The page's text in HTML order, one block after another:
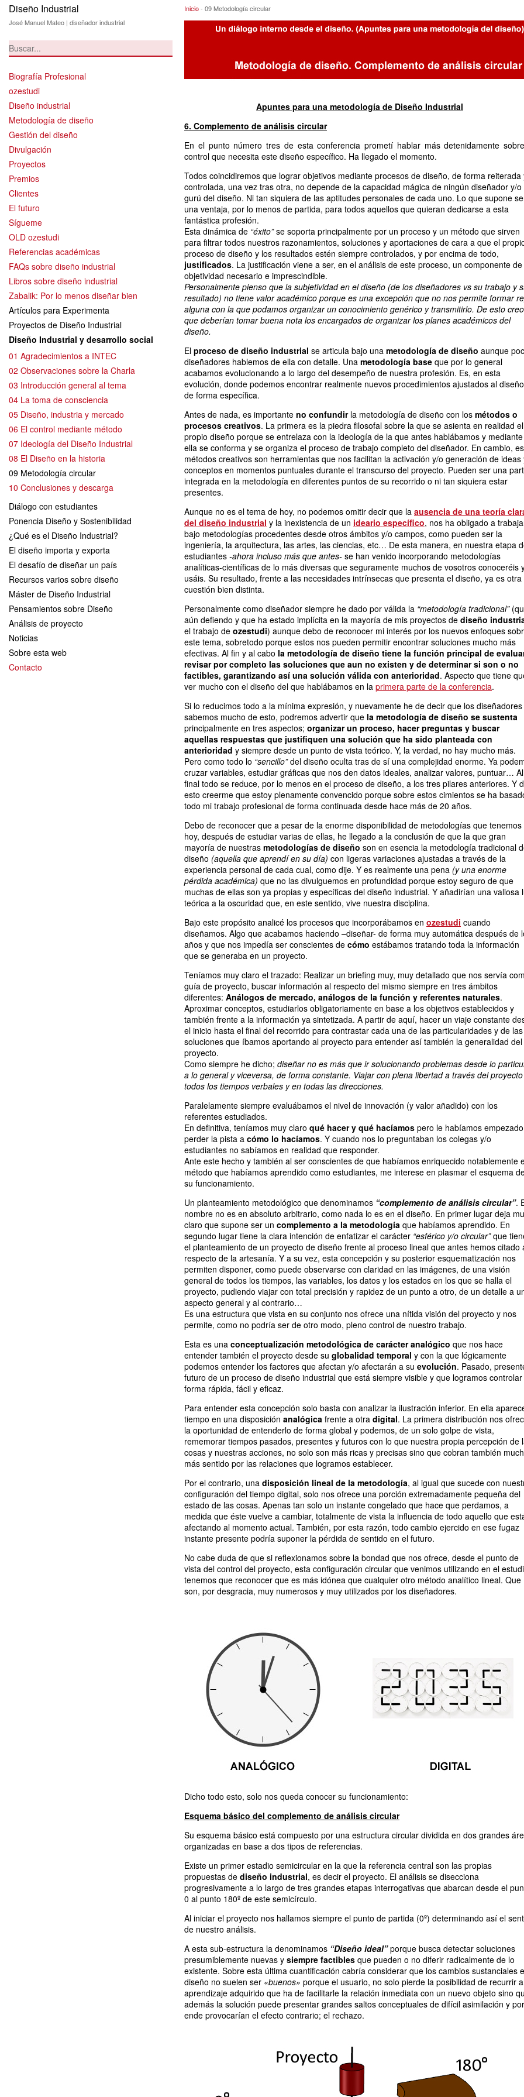
Diseño Industrial
José Manuel Mateo | diseñador industrial
Biografía Profesional
ozestudi
Diseño industrial
Metodología de diseño
Gestión del diseño
Divulgación
Proyectos
Premios
Clientes
El futuro
Sígueme
OLD ozestudi
Referencias académicas
FAQs sobre diseño industrial
Libros sobre diseño industrial
Zabalik: Por lo menos diseñar bien
Artículos para Experimenta
Proyectos de Diseño Industrial
Diseño Industrial y desarrollo social
01 Agradecimientos a INTEC
02 Observaciones sobre la Charla
03 Introducción general al tema
04 La toma de consciencia
05 Diseño, industria y mercado
06 El control mediante método
07 Ideología del Diseño Industrial
08 El Diseño en la historia
09 Metodología circular
10 Conclusiones y descarga
Diálogo con estudiantes
Ponencia Diseño y Sostenibilidad
¿Qué es el Diseño Industrial?
El diseño importa y exporta
El desafío de diseñar un país
Recursos varios sobre diseño
Máster de Diseño Industrial
Pensamientos sobre Diseño
Análisis de proyecto
Noticias
Sobre esta web
Contacto
09 Metodología circular
Inicio- 09 Metodología circular
Apuntes para una metodología de Diseño Industrial
6. Complemento de análisis circular
En el punto número tres de esta conferencia prometí hablar más detenidamente
control que necesita este diseño específico. Ha llegado el momento.
Todos coincidiremos que lograr objetivos mediante procesos de diseño, de forma reiterada
controlada, una vez tras otra, no depende de la capacidad mágica de ningún diseñador y/o
gurú del diseño. Ni tan siquiera de las aptitudes personales de cada uno. Lo que supone
una ventaja, por lo menos de partida, para todos aquellos que quieran dedicarse a esta
fantástica profesión.
Esta dinámica de “éxito”se soporta principalmente por un proceso y un método que sirven
para filtrar todos nuestros razonamientos, soluciones y aportaciones de cara a que el
proceso de diseño y los resultados estén siempre controlados, y por encima de todo,
justificados. La justificación viene a ser, en el análisis de este proceso, un componente de
objetividad necesario e imprescindible.
Personalmente pienso que la subjetividad en el diseño (de los diseñadores vs su trabajo y
resultado) no tiene valor académico porque es una excepción que no nos permite formar
alguna con la que podamos organizar un conocimiento genérico y transmitirlo. De esto creo
que deberían tomar buena nota los encargados de organizar los planes académicos del
diseño.
El proceso de diseño industrial se articula bajo una metodología de diseño aunque
diseñadores hablemos de ella con detalle. Una metodología base que por lo general
acabamos evolucionando a lo largo del desempeño de nuestra profesión. Es, en esta
evolución, donde podemos encontrar realmente nuevos procedimientos ajustados al diseño
de forma específica.
Antes de nada, es importante no confundirla metodología de diseño con los métodos o
procesos creativos. La primera es la piedra filosofal sobre la que se asienta en realidad el
propio diseño porque se entrelaza con la ideología de la que antes hablábamos y mediante
ella se conforma y se organiza el proceso de trabajo completo del diseñador. En cambio,
métodos creativos son herramientas que nos facilitan la activación y/o generación de ideas
conceptos en momentos puntuales durante el transcurso del proyecto. Pueden ser una
integrada en la metodología en diferentes puntos de su recorrido o ni tan siquiera estar
presentes.
Aunque no es el tema de hoy, no podemos omitir decir que la ausencia de una teoría
del diseño industrial y la inexistencia de un ideario específico, nos ha obligado a
bajo metodologías procedentes desde otros ámbitos y/o campos, como pueden ser la
ingeniería, la arquitectura, las artes, las ciencias, etc… De esta manera, en nuestra etapa
estudiantes -ahora incluso más que antes- se han venido incorporando metodologías
analíticas-científicas de lo más diversas que seguramente muchos de vosotros conoceréis
usáis. Su resultado, frente a las necesidades intrínsecas que presenta el diseño, ya es otra
cuestión bien distinta.
Personalmente como diseñador siempre he dado por válida la “metodología tradicional”
aún defiendo y que ha estado implícita en la mayoría de mis proyectos de diseño
el trabajo de ozestudi) aunque debo de reconocer mi interés por los nuevos enfoques
este tema, sobretodo porque estos nos pueden permitir encontrar soluciones mucho más
efectivas. Al fin y al cabo la metodología de diseño tiene la función principal de
revisar por completo las soluciones que aun no existen y de determinar si son o no
factibles, garantizando así una solución válida con anterioridad. Aspecto que tiene
ver mucho con el diseño del que hablábamos en la primera parte de la conferencia.
Si lo reducimos todo a la mínima expresión, y nuevamente he de decir que los diseñadores
sabemos mucho de esto, podremos advertir que la metodología de diseño se sustenta
principalmente en tres aspectos; organizar un proceso, hacer preguntas y buscar
aquellas respuestas que justifiquen una solución que ha sido planteada con
anterioridad y siempre desde un punto de vista teórico. Y, la verdad, no hay mucho más.
Pero como todo lo “sencillo”del diseño oculta tras de sí una complejidad enorme. Ya
cruzar variables, estudiar gráficas que nos den datos ideales, analizar valores, puntuar… Al
final todo se reduce, por lo menos en el proceso de diseño, a los tres pilares anteriores. Y
esto creerme que estoy plenamente convencido porque sobre estos cimientos se ha
todo mi trabajo profesional de forma continuada desde hace más de 20 años.
Debo de reconocer que a pesar de la enorme disponibilidad de metodologías que tenemos
hoy, después de estudiar varias de ellas, he llegado a la conclusión de que la que gran
mayoría de nuestras metodologías de diseño son en esencia la metodología tradicional
diseño (aquella que aprendí en su día) con ligeras variaciones ajustadas a través de la
experiencia personal de cada cual, como dije. Y es realmente una pena (y una enorme
pérdida académica) que no las divulguemos en profundidad porque estoy seguro de que
muchas de ellas son ya propias y específicas del diseño industrial. Y añadirían una valiosa
teórica a la oscuridad que, en este sentido, vive nuestra disciplina.
Bajo este propósito analicé los procesos que incorporábamos en ozestudi cuando
diseñamos. Algo que acabamos haciendo –diseñar- de forma muy automática después de
años y que nos impedía ser conscientes de cómo estábamos tratando toda la información
que se generaba en un proyecto.
Teníamos muy claro el trazado: Realizar un briefing muy, muy detallado que nos servía
guía de proyecto, buscar información al respecto del mismo siempre en tres ámbitos
diferentes: Análogos de mercado, análogos de la función y referentes naturales.
Aproximar conceptos, estudiarlos obligatoriamente en base a los objetivos establecidos y
también frente a la información ya sintetizada. A partir de aquí, hacer un viaje constante
el inicio hasta el final del recorrido para contrastar cada una de las particularidades y de las
soluciones que íbamos aportando al proyecto para entender así también la generalidad del
proyecto.
Como siempre he dicho; diseñar no es más que ir solucionando problemas desde lo
a lo general y viceversa, de forma constante. Viajar con plena libertad a través del
todos los tiempos verbales y en todas las direcciones.
Paralelamente siempre evaluábamos el nivel de innovación (y valor añadido) con los
referentes estudiados.
En definitiva, teníamos muy claro qué hacer y qué hacíamos pero le habíamos
perder la pista a cómo lo hacíamos. Y cuando nos lo preguntaban los colegas y/o
estudiantes no sabíamos en realidad que responder.
Ante este hecho y también al ser conscientes de que habíamos enriquecido notablemente
método que habíamos aprendido como estudiantes, me interese en plasmar el esquema
su funcionamiento.
Un planteamiento metodológico que denominamos “complemento de análisis circular”.
nombre no es en absoluto arbitrario, como nada lo es en el diseño. En primer lugar deja
claro que supone ser un complemento a la metodología que habíamos aprendido. En
segundo lugar tiene la clara intención de enfatizar el carácter “esférico y/o circular”que
el planteamiento de un proyecto de diseño frente al proceso lineal que antes hemos citado
respecto de la artesanía. Y a su vez, esta concepción y su posterior esquematización nos
permiten disponer, como puede observarse con claridad en las imágenes, de una visión
general de todos los tiempos, las variables, los datos y los estados en los que se halla el
proyecto, pudiendo viajar con total precisión y rapidez de un punto a otro, de un detalle a
aspecto general y al contrario…
Es una estructura que vista en su conjunto nos ofrece una nítida visión del proyecto y nos
permite, como no podría ser de otro modo, pleno control de nuestro trabajo.
Esta es una conceptualización metodológica de carácter analógico que nos hace
entender también el proyecto desde su globalidad temporal y con la que lógicamente
podemos entender los factores que afectan y/o afectarán a su evolución. Pasado,
futuro de un proceso de diseño industrial que está siempre visible y que logramos
forma rápida, fácil y eficaz.
Para entender esta concepción solo basta con analizar la ilustración inferior. En ella
tiempo en una disposición analógica frente a otra digital. La primera distribución nos
la oportunidad de entenderlo de forma global y podemos, de un solo golpe de vista,
rememorar tiempos pasados, presentes y futuros con lo que nuestra propia percepción de
cosas y nuestras acciones, no solo son más ricas y precisas sino que cobran también
más sentido por las relaciones que logramos establecer.
Por el contrario, una disposición lineal de la metodología, al igual que sucede con
configuración del tiempo digital, solo nos ofrece una porción extremadamente pequeña del
estado de las cosas. Apenas tan solo un instante congelado que hace que perdamos, a
medida que éste vuelve a cambiar, totalmente de vista la influencia de todo aquello que
afectando al momento actual. También, por esta razón, todo cambio ejercido en ese fugaz
instante presente podría suponer la pérdida de sentido en el futuro.
No cabe duda de que si reflexionamos sobre la bondad que nos ofrece, desde el punto de
vista del control del proyecto, esta configuración circular que venimos utilizando en el
tenemos que reconocer que es más idónea que cualquier otro método analítico lineal. Que
son, por desgracia, muy numerosos y muy utilizados por los diseñadores.
Dicho todo esto, solo nos queda conocer su funcionamiento:
Esquema básico del complemento de análisis circular
Su esquema básico está compuesto por una estructura circular dividida en dos grandes
organizadas en base a dos tipos de referencias.
Existe un primer estadio semicircular en la que la referencia central son las propias
propuestas de diseño industrial, es decir el proyecto. El análisis se disecciona
progresivamente a lo largo de tres grandes etapas interrogativas que abarcan desde el
0 al punto 180º de este semicírculo.
Al iniciar el proyecto nos hallamos siempre el punto de partida (0º) determinando así el
de nuestro análisis.
A esta sub-estructura la denominamos “Diseño ideal”porque busca detectar soluciones
presumiblemente nuevas y siempre factibles que pueden o no diferir radicalmente de lo
existente. Sobre esta última cuantificación cabría considerar que los cambios sustanciales
diseño no suelen ser «buenos» porque el usuario, no solo pierde la posibilidad de recurrir
aprendizaje adquirido que ha de facilitarle la relación inmediata con un nuevo objeto sino
además la solución puede presentar grandes saltos conceptuales de difícil asimilación y por
ende provocarían el efecto contrario; el rechazo.